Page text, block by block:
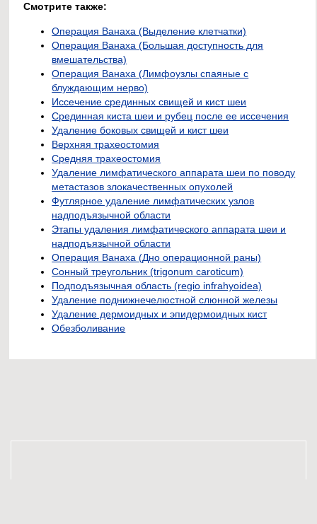
Смотрите также:
Операция Ванаха (Выделение клетчатки)
Операция Ванаха (Большая доступность для
вмешательства)
Операция Ванаха (Лимфоузлы спаяные с
блуждающим нерво)
Иссечение срединных свищей и кист шеи
Срединная киста шеи и рубец после ее иссечения
Удаление боковых свищей и кист шеи
Верхняя трахеостомия
Средняя трахеостомия
Удаление лимфатического аппарата шеи по поводу
метастазов злокачественных опухолей
Футлярное удаление лимфатических узлов
надподъязычной области
Этапы удаления лимфатического аппарата шеи и
надподъязычной области
Операция Ванаха (Дно операционной раны)
Сонный треугольник (trigonum caroticum)
Подподъязычная область (regio infrahyoidea)
Удаление поднижнечелюстной слюнной железы
Удаление дермоидных и эпидермоидных кист
Обезболивание